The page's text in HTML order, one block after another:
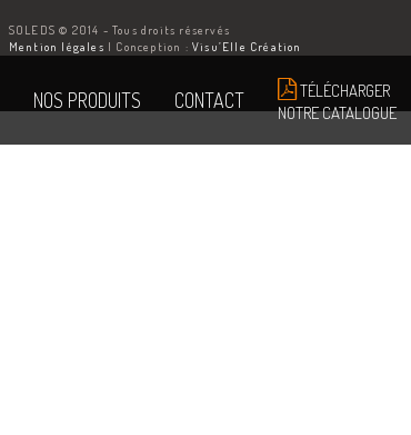
NOS PRODUITS CONTACT
TÉLÉCHARGER
NOTRE CATALOGUE
SOLEDS © 2014 - Tous droits réservés
Mention légales | Conception :Visu’Elle Création